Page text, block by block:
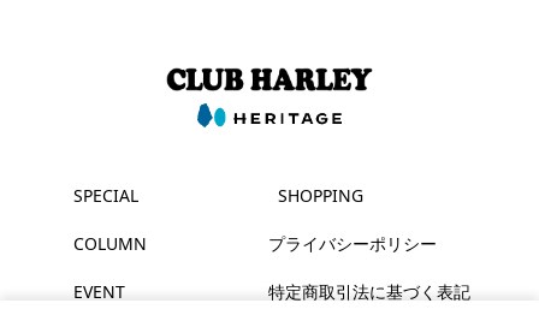
SPECIAL
COLUMN
EVENT
SHOPPING
プライバシーポリシー
特定商取引法に基づく表記